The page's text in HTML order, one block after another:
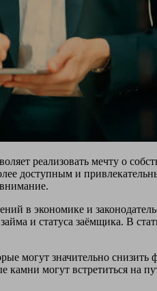
реализовать мечту о
доступным и
в экономике и
и статуса заёмщика. В
могут значительно
могут встретиться на